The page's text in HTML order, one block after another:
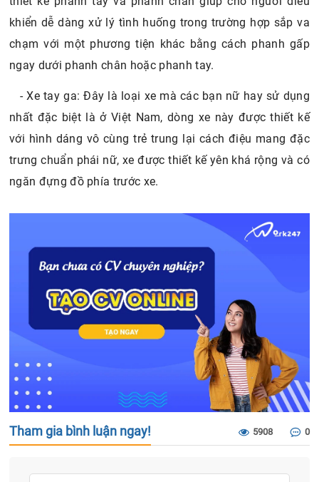
khiển dễ dàng xử lý tình huống trong trường hợp sắp va
chạm với một phương tiện khác bằng cách phanh gấp
ngay dưới phanh chân hoặc phanh tay.
- Xe tay ga: Đây là loại xe mà các bạn nữ hay sử dụng
nhất đặc biệt là ở Việt Nam, dòng xe này được thiết kế
với hình dáng vô cùng trẻ trung lại cách điệu mang đặc
trưng chuẩn phái nữ, xe được thiết kế yên khá rộng và có
ngăn đựng đồ phía trước xe.
Tham gia bình luận ngay! 5908 0